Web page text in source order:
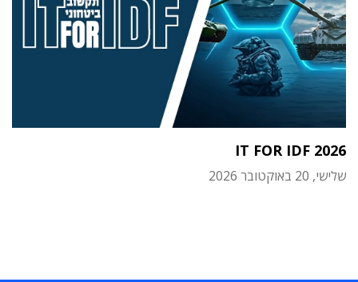
IT FOR IDF 2026
שלישי, 20 באוקטובר 2026